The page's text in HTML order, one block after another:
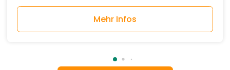
Mehr Infos